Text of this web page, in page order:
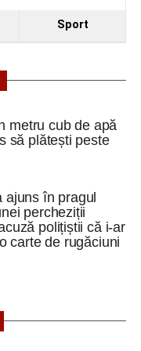
Sport
metru cub de apă
să plătești peste
ajuns în pragul
percheziții
polițiștii că i-ar
carte de rugăciuni